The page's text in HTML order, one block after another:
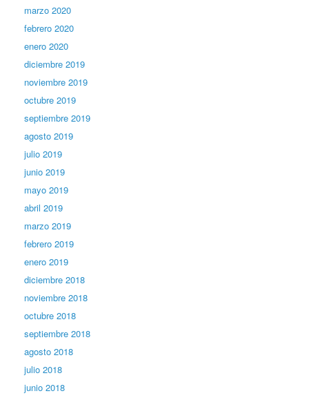
marzo 2020
febrero 2020
enero 2020
diciembre 2019
noviembre 2019
octubre 2019
septiembre 2019
agosto 2019
julio 2019
junio 2019
mayo 2019
abril 2019
marzo 2019
febrero 2019
enero 2019
diciembre 2018
noviembre 2018
octubre 2018
septiembre 2018
agosto 2018
julio 2018
junio 2018